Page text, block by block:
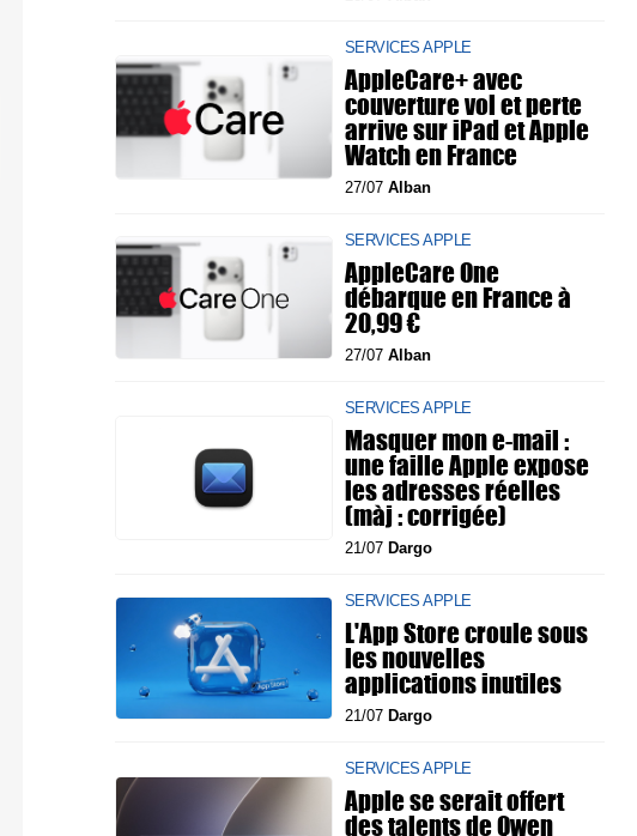
SERVICES APPLE
AppleCare+ avec
couverture vol et perte
arrive sur iPad et Apple
Watch en France
27/07 Alban
SERVICES APPLE
AppleCare One
débarque en France à
20,99 €
27/07 Alban
SERVICES APPLE
Masquer mon e-mail :
une faille Apple expose
les adresses réelles
(màj : corrigée)
21/07 Dargo
SERVICES APPLE
L'App Store croule sous
les nouvelles
applications inutiles
21/07 Dargo
SERVICES APPLE
Apple se serait offert
des talents de Qwen